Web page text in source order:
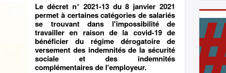
Le décret n° 2021-13 du 8 janvier 2021
permet à certaines catégories de salariés
se trouvant dans l'impossibilité de
travailler en raison de la covid-19 de
bénéficier du régime dérogatoire de
versement des indemnités de la sécurité
sociale et des indemnités
complémentaires de l'employeur.